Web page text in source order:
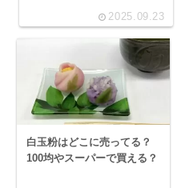
2025.09.23
白玉粉はどこに売ってる？
100均やスーパーで買える？